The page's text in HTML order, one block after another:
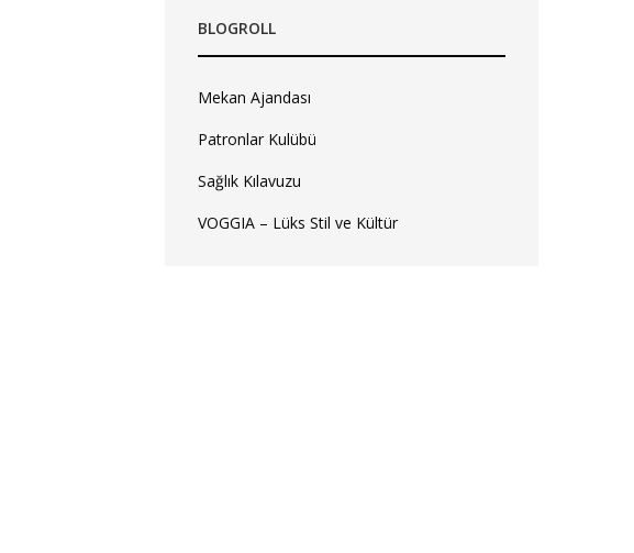
BLOGROLL
Mekan Ajandası
Patronlar Kulübü
Sağlık Kılavuzu
VOGGIA – Lüks Stil ve Kültür